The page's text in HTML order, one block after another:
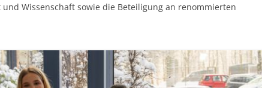
Wissenschaft sowie die Beteiligung an renommierten